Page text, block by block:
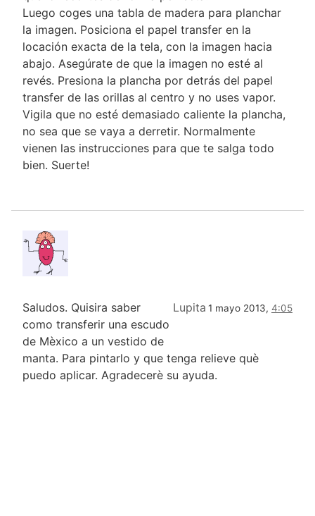
Luego coges una tabla de madera para planchar
la imagen. Posiciona el papel transfer en la
locación exacta de la tela, con la imagen hacia
abajo. Asegúrate de que la imagen no esté al
revés. Presiona la plancha por detrás del papel
transfer de las orillas al centro y no uses vapor.
Vigila que no esté demasiado caliente la plancha,
no sea que se vaya a derretir. Normalmente
vienen las instrucciones para que te salga todo
bien. Suerte!
Lupita 1 mayo 2013, 4:05
Saludos. Quisira saber
como transferir una escudo
de Mèxico a un vestido de
manta. Para pintarlo y que tenga relieve què
puedo aplicar. Agradecerè su ayuda.